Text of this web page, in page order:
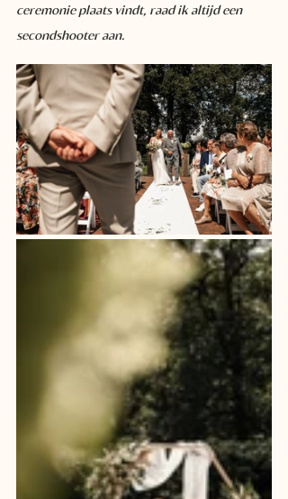
ceremonie plaats vindt, raad ik altijd een
secondshooter aan.